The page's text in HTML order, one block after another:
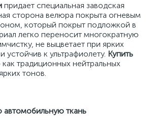
придает специальная заводская
сторона велюра покрыта огневым
который покрыт подложкой в
легко переносит многократную
не выцветает при ярких
устойчив к ультрафиолету. Купить
традиционных нейтральных
тонов.
автомобильную ткань